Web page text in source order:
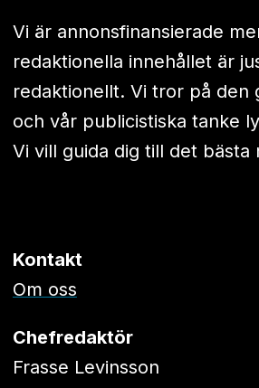
Vi är annonsfinansierade
redaktionella innehållet är
redaktionellt. Vi tror på den
och vår publicistiska tanke
Vi vill guida dig till det bästa
Kontakt
Om oss
Chefredaktör
Frasse Levinsson